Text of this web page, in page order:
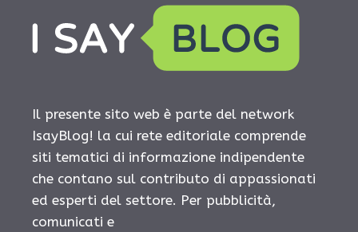
Il presente sito web è parte del network
IsayBlog! la cui rete editoriale comprende
siti tematici di informazione indipendente
che contano sul contributo di appassionati
ed esperti del settore. Per pubblicità,
comunicati e